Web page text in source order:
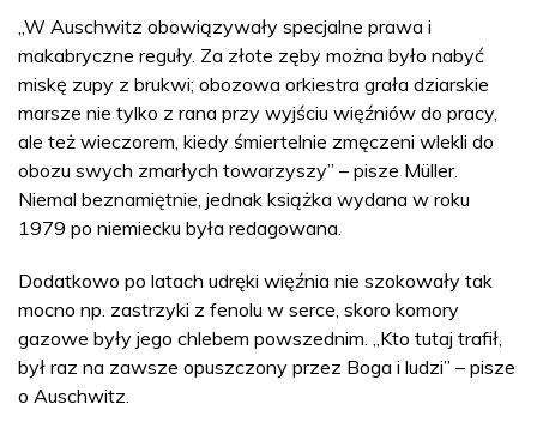
„W Auschwitz obowiązywały specjalne prawa i
makabryczne reguły. Za złote zęby można było nabyć
miskę zupy z brukwi; obozowa orkiestra grała dziarskie
marsze nie tylko z rana przy wyjściu więźniów do pracy,
ale też wieczorem, kiedy śmiertelnie zmęczeni wlekli do
obozu swych zmarłych towarzyszy” – pisze Müller.
Niemal beznamiętnie, jednak książka wydana w roku
1979 po niemiecku była redagowana.
Dodatkowo po latach udręki więźnia nie szokowały tak
mocno np. zastrzyki z fenolu w serce, skoro komory
gazowe były jego chlebem powszednim. „Kto tutaj trafił,
był raz na zawsze opuszczony przez Boga i ludzi” – pisze
o Auschwitz.